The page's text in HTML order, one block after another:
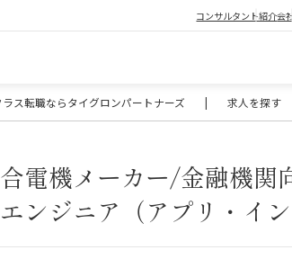
コンサルタント紹介会
ス転職ならタイグロンパートナーズ | 求人を探す
電機メーカー/金融機関
ンジニア（アプリ・イン